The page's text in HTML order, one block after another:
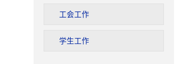
工会工作
学生工作